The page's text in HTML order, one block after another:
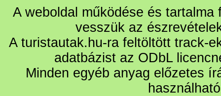
A weboldal működése és
vesszük az
A turistautak.hu-ra feltöltött track-
adatbázist az ODbL
Minden egyéb anyag előzetes